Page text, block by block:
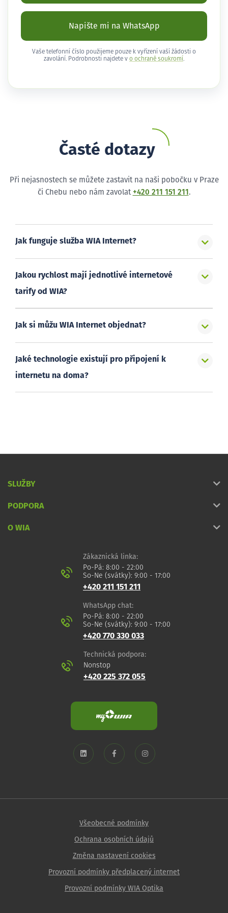
Napište mi na WhatsApp
Vaše telefonní číslo použijeme pouze k vyřízení vaší žádosti o
zavolání. Podrobnosti najdete v o ochraně soukromí .
Časté dotazy
Při nejasnostech se můžete zastavit na naši pobočku v Praze
či Chebu nebo nám zavolat +420 211 151 211 .
Jak funguje služba WIA Internet?
Jakou rychlost mají jednotlivé internetové
tarify od WIA?
Jak si můžu WIA Internet objednat?
Jaké technologie existují pro připojení k
internetu na doma?
SLUŽBY
PODPORA
O WIA
Zákaznická linka:
Po-Pá: 8:00 - 22:00
So-Ne (svátky): 9:00 - 17:00
+420 211 151 211
WhatsApp chat:
Po-Pá: 8:00 - 22:00
So-Ne (svátky): 9:00 - 17:00
+420 770 330 033
Technická podpora:
Nonstop
+420 225 372 055
Všeobecné podmínky
Ochrana osobních údajů
Změna nastavení cookies
Provozní podmínky předplacený internet
Provozní podmínky WIA Optika